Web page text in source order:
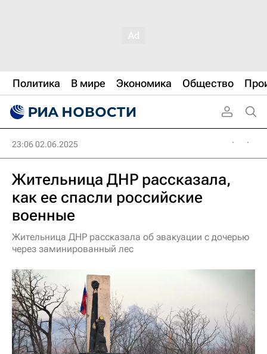
Политика В мире Экономика Общество
23:06 02.06.2025
Жительница ДНР рассказала,
как ее спасли российские
военные
Жительница ДНР рассказала об эвакуации с дочерью
через заминированный лес